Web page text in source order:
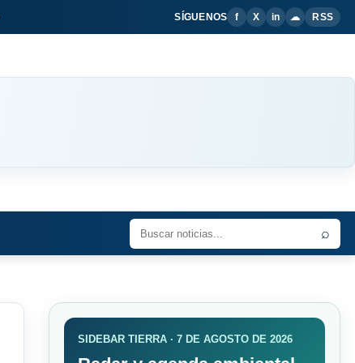
SÍGUENOS f X in ☁ RSS
⌕
SIDEBAR TIERRA · 7 DE AGOSTO DE 2026